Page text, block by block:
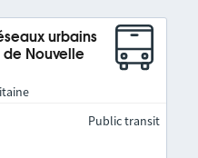
urbains
Nouvelle
Public transit